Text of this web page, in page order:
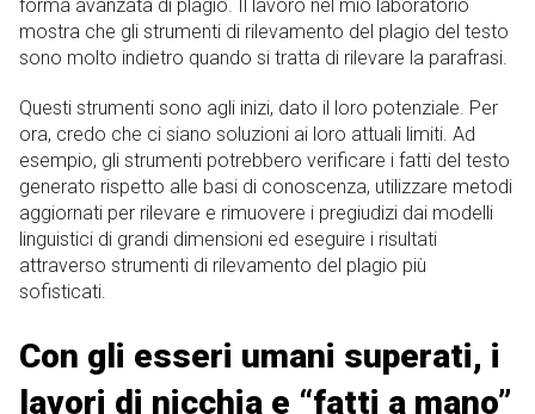
forma avanzata di plagio. Il lavoro nel mio laboratorio
mostra che gli strumenti di rilevamento del plagio del testo
sono molto indietro quando si tratta di rilevare la parafrasi.
Questi strumenti sono agli inizi, dato il loro potenziale. Per
ora, credo che ci siano soluzioni ai loro attuali limiti. Ad
esempio, gli strumenti potrebbero verificare i fatti del testo
generato rispetto alle basi di conoscenza, utilizzare metodi
aggiornati per rilevare e rimuovere i pregiudizi dai modelli
linguistici di grandi dimensioni ed eseguire i risultati
attraverso strumenti di rilevamento del plagio più
sofisticati.
Con gli esseri umani superati, i
lavori di nicchia e “fatti a mano”